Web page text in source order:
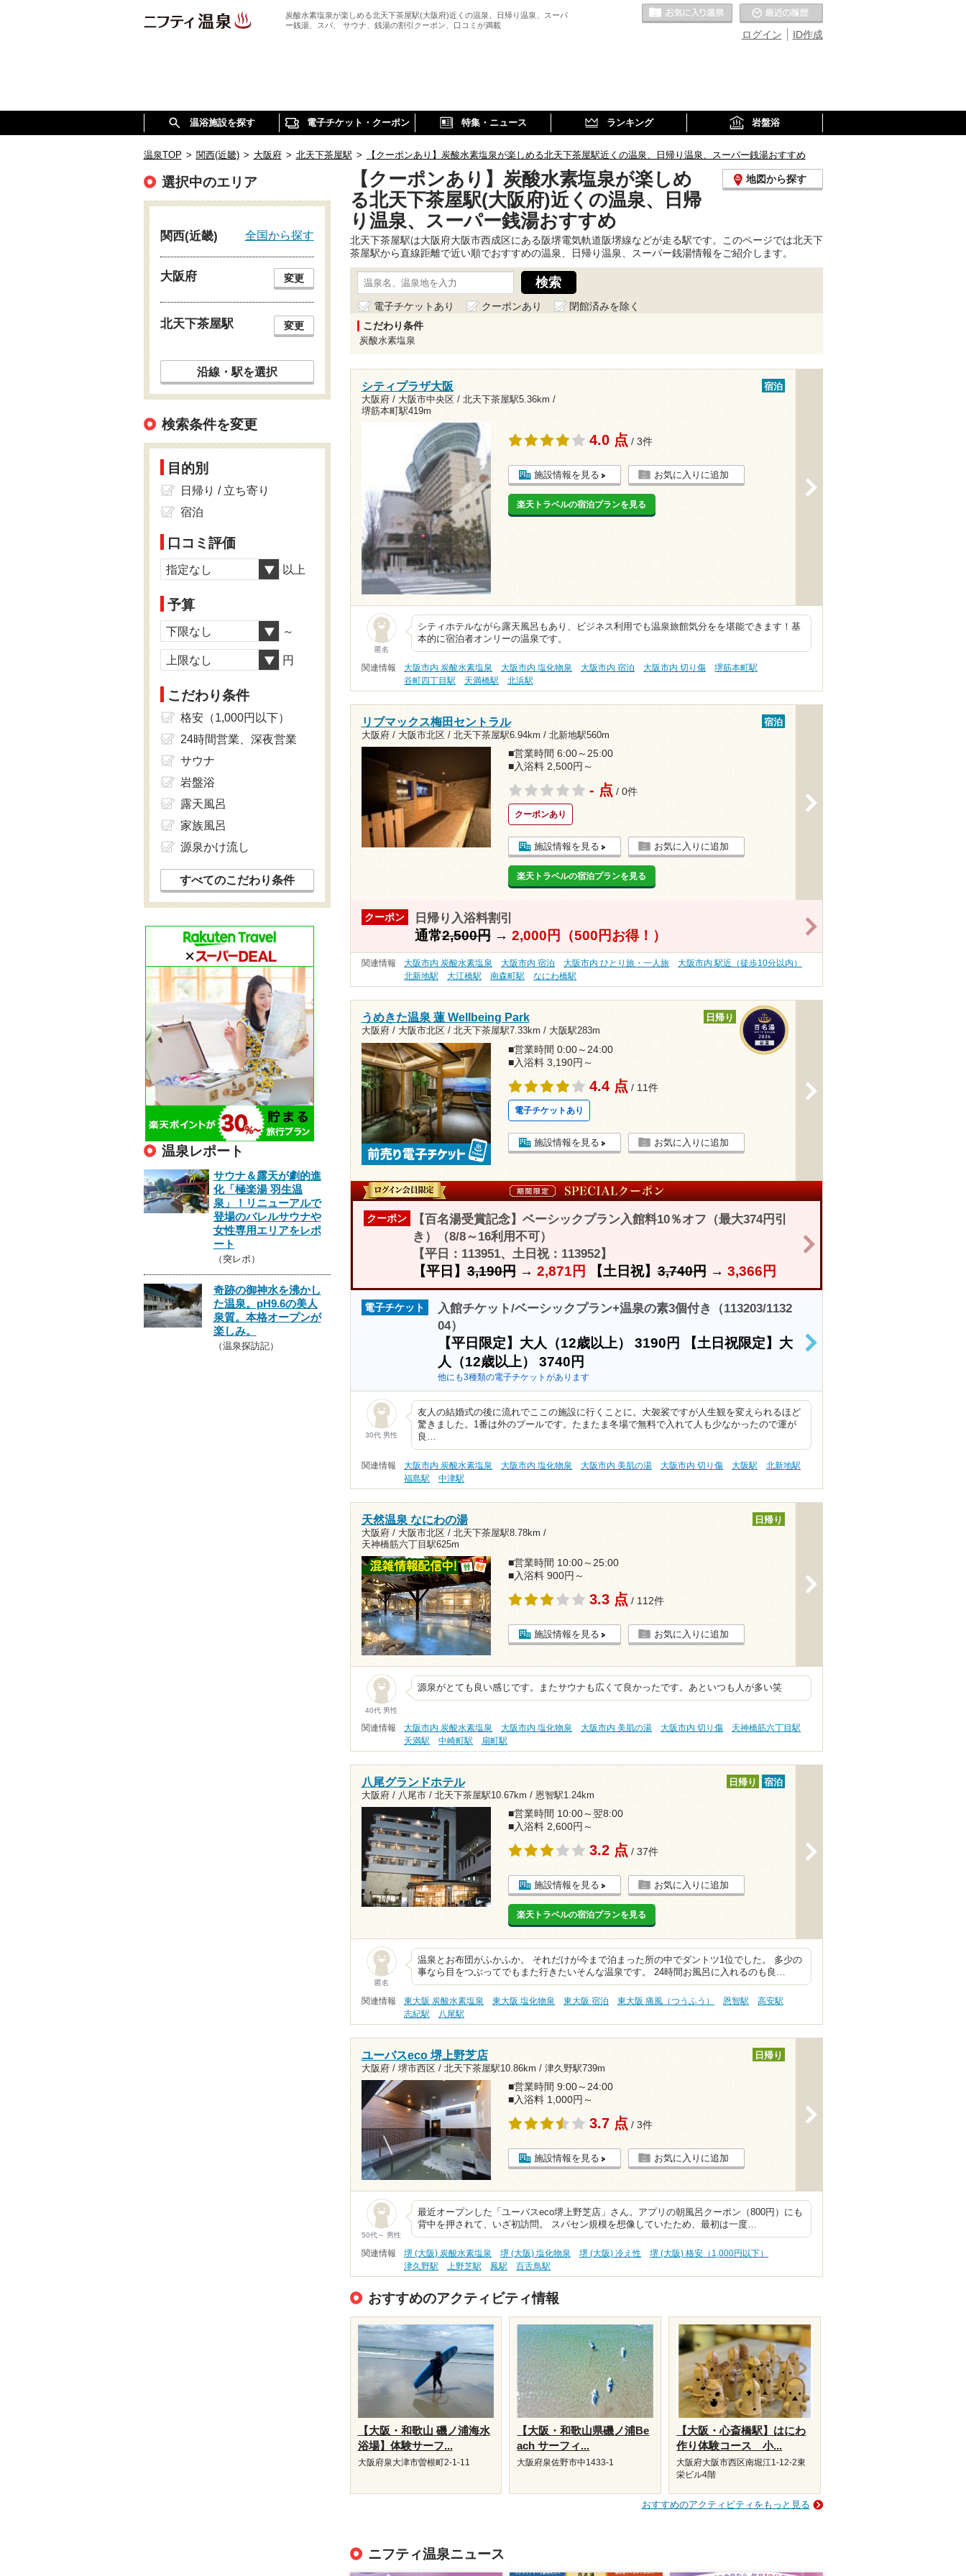
炭酸水素塩泉が楽しめる北天下茶屋駅(大阪府)近くの温泉、日帰り温泉、スーパ
ー銭湯、スパ、 サウナ、銭湯の割引クーポン、口コミが満載
ID作成
ログイン
お気に入りの温泉
温浴施設を探す 電子チケット・クーポン 特集・ニュース ランキング 岩盤浴
温泉TOP > 関西(近畿) > 大阪府 > 北天下茶屋駅 > 【クーポンあり】炭酸水素塩泉が楽しめる北天下茶屋駅近くの温泉、日帰り温泉、スーパー銭湯おすすめ
【クーポンあり】炭酸水素塩泉が楽しめ
る北天下茶屋駅(大阪府)近くの温泉、日帰
り温泉、スーパー銭湯おすすめ
地図から探す
北天下茶屋駅は大阪府大阪市西成区にある阪堺電気軌道阪堺線などが走る駅です。このページでは北天下
茶屋駅から直線距離で近い順でおすすめの温泉、日帰り温泉、スーパー銭湯情報をご紹介します。
電子チケットあり クーポンあり
閉館済みを除く
こだわり条件
炭酸水素塩泉
シティプラザ大阪
大阪府 / 大阪市中央区 / 北天下茶屋駅5.36km /
堺筋本町駅419m
宿泊
4.0 点 / 3件
施設情報を見る お気に入りに追加
楽天トラベルの宿泊プランを見る
匿名
シティホテルながら露天風呂もあり、ビジネス利用でも温泉旅館気分をを堪能できます！基
本的に宿泊者オンリーの温泉です。
関連情報 大阪市内 炭酸水素塩泉 大阪市内 塩化物泉 大阪市内 宿泊 大阪市内 切り傷
堺筋本町駅
谷町四丁目駅
天満橋駅 北浜駅
リブマックス梅田セントラル
大阪府 / 大阪市北区 / 北天下茶屋駅6.94km / 北新地駅560m
宿泊
■営業時間 6:00～25:00
■入浴料 2,500円～
- 点 / 0件
クーポンあり
施設情報を見る お気に入りに追加
楽天トラベルの宿泊プランを見る
クーポン 日帰り入浴料割引
通常2,500円→ 2,000円（500円お得！）
関連情報 大阪市内 炭酸水素塩泉 大阪市内 宿泊 大阪市内 ひとり旅・一人旅
大阪市内 駅近（徒歩10分以内）
北新地駅
大江橋駅 南森町駅 なにわ橋駅
うめきた温泉 蓮 Wellbeing Park
大阪府 / 大阪市北区 / 北天下茶屋駅7.33km / 大阪駅283m
日帰り
■営業時間 0:00～24:00
■入浴料 3,190円～
4.4 点 / 11件
電子チケットあり
施設情報を見る お気に入りに追加
クーポン
【百名湯受賞記念】ベーシックプラン入館料10％オフ（最大374円引
き）（8/8～16利用不可）
【平日：113951、土日祝：113952】
【平日】3,190円→ 2,871円 【土日祝】3,740円→ 3,366円
>
電子チケット
入館チケット/ベーシックプラン+温泉の素3個付き（113203/1132
04）
【平日限定】大人（12歳以上） 3190円
【土日祝限定】大
人（12歳以上） 3740円
他にも3種類の電子チケットがあります
>
30代 男性
友人の結婚式の後に流れでここの施設に行くことに。大袈裟ですが人生観を変えられるほど
驚きました。1番は外のプールです。たまたま冬場で無料で入れて人も少なかったので運が
良…
関連情報 大阪市内 炭酸水素塩泉 大阪市内 塩化物泉 大阪市内 美肌の湯 大阪市内 切り傷 大阪駅
北新地駅
福島駅
中津駅
天然温泉 なにわの湯
大阪府 / 大阪市北区 / 北天下茶屋駅8.78km /
天神橋筋六丁目駅625m
日帰り
■営業時間 10:00～25:00
■入浴料 900円～
3.3 点 / 112件
施設情報を見る お気に入りに追加
40代 男性
源泉がとても良い感じです。またサウナも広くて良かったです。あといつも人が多い笑
関連情報 大阪市内 炭酸水素塩泉 大阪市内 塩化物泉 大阪市内 美肌の湯 大阪市内 切り傷
天神橋筋六丁目駅
天満駅
中崎町駅 扇町駅
八尾グランドホテル
大阪府 / 八尾市 / 北天下茶屋駅10.67km / 恩智駅1.24km
日帰り 宿泊
■営業時間 10:00～翌8:00
■入浴料 2,600円～
3.2 点 / 37件
施設情報を見る お気に入りに追加
楽天トラベルの宿泊プランを見る
匿名
温泉とお布団がふかふか。 それだけが今まで泊まった所の中でダントツ1位でした。 多少の
事なら目をつぶってでもまた行きたいそんな温泉です。 24時間お風呂に入れるのも良…
関連情報 東大阪 炭酸水素塩泉 東大阪 塩化物泉 東大阪 宿泊 東大阪 痛風（つうふう） 恩智駅
高安駅
志紀駅
八尾駅
ユーバスeco 堺上野芝店
大阪府 / 堺市西区 / 北天下茶屋駅10.86km / 津久野駅739m
日帰り
■営業時間 9:00～24:00
■入浴料 1,000円～
3.7 点 / 3件
施設情報を見る お気に入りに追加
50代～ 男性
最近オープンした「ユーバスeco堺上野芝店」さん。アプリの朝風呂クーポン（800円）にも
背中を押されて、いざ初訪問。 スパセン規模を想像していたため、最初は一度…
関連情報 堺 (大阪) 炭酸水素塩泉 堺 (大阪) 塩化物泉 堺 (大阪) 冷え性
堺 (大阪) 格安（1,000円以下）
津久野駅
上野芝駅 鳳駅 百舌鳥駅
おすすめのアクティビティ情報
【大阪・和歌山 磯ノ浦海水
浴場】体験サーフ...
大阪府泉大津市曽根町2-1-11
【大阪・和歌山県磯ノ浦Be
ach サーフィ...
大阪府泉佐野市中1433-1
【大阪・心斎橋駅】はにわ
作り体験コース 小...
大阪府大阪市西区南堀江1-12-2東
栄ビル4階
おすすめのアクティビティをもっと見る
ニフティ温泉ニュース
選択中のエリア
関西(近畿) 全国から探す
大阪府 変更
北天下茶屋駅 変更
沿線・駅を選択
検索条件を変更
目的別
日帰り / 立ち寄り
宿泊
口コミ評価
指定なし 以上
予算
下限なし ～
上限なし 円
こだわり条件
格安（1,000円以下）
24時間営業、深夜営業
サウナ
岩盤浴
露天風呂
家族風呂
源泉かけ流し
すべてのこだわり条件
温泉レポート
サウナ＆露天が劇的進
化「極楽湯 羽生温
泉」！リニューアルで
登場のバレルサウナや
女性専用エリアをレポ
ート
（突レポ）
奇跡の御神水を沸かし
た温泉。pH9.6の美人
泉質。本格オープンが
楽しみ。
（温泉探訪記）